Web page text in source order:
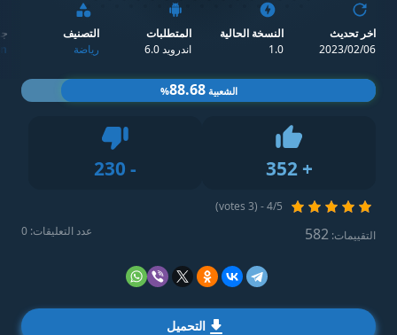
اخر تحديث
06‏/02‏/2023
النسخة الحالية
1.0
المتطلبات
اندرويد 6.0
التصنيف
رياضة
+
352
Like
-
230
4/5 - (3 votes)
التقييمات: 582 عدد التعليقات: 0
الشعبية88.68
%
التحميل